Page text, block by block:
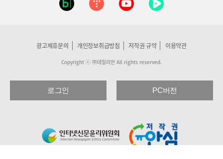
광고제휴문의 개인정보취급방침 저작권 규약 이용약관
Copyright ⓒ ㈜데일리안 All rights reserved.
로그인 PC버전